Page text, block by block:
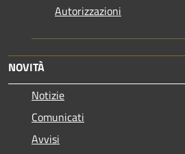
Autorizzazioni
NOVITÀ
Notizie
Comunicati
Avvisi